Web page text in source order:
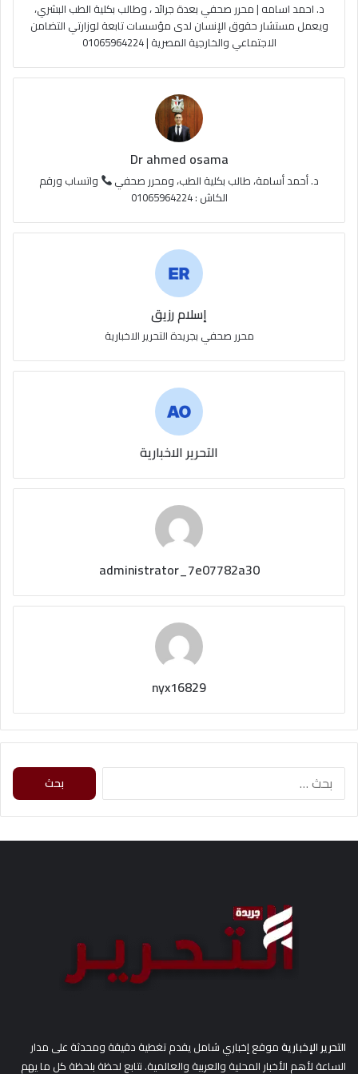
e
م
و
ق
ع
R
S
S
د. احمد اسامه | محرر صحفي بعدة جرائد ، وطالب بكلية الطب البشري،
ويعمل مستشار حقوق الإنسان لدى مؤسسات تابعة لوزارتي التضامن
الاجتماعي والخارجية المصرية | 01065964224
Dr ahmed osama
د. أحمد أسامة، طالب بكلية الطب، ومحرر صحفي
واتساب ورقم
الكاش : 01065964224
إسلام رزيق
محرر صحفي بجريدة التحرير الاخبارية
التحرير الاخبارية
administrator_7e07782a30
nyx16829
ث
التحرير الإخباريةموقع إخباري شامل يقدم تغطية دقيقة ومحدثة على مدار
الساعة لأهم الأخبار المحلية والعربية والعالمية. نتابع لحظة بلحظة كل ما يهم